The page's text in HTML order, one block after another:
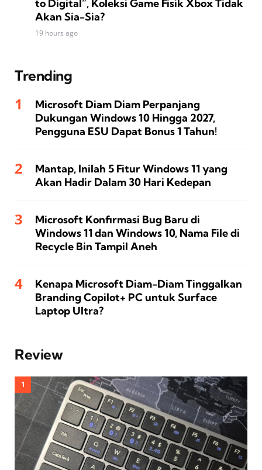
to Digital”, Koleksi Game Fisik Xbox Tidak
Akan Sia-Sia?
19 hours ago
Trending
Microsoft Diam Diam Perpanjang
Dukungan Windows 10 Hingga 2027,
Pengguna ESU Dapat Bonus 1 Tahun!
Mantap, Inilah 5 Fitur Windows 11 yang
Akan Hadir Dalam 30 Hari Kedepan
Microsoft Konfirmasi Bug Baru di
Windows 11 dan Windows 10, Nama File di
Recycle Bin Tampil Aneh
Kenapa Microsoft Diam-Diam Tinggalkan
Branding Copilot+ PC untuk Surface
Laptop Ultra?
Review